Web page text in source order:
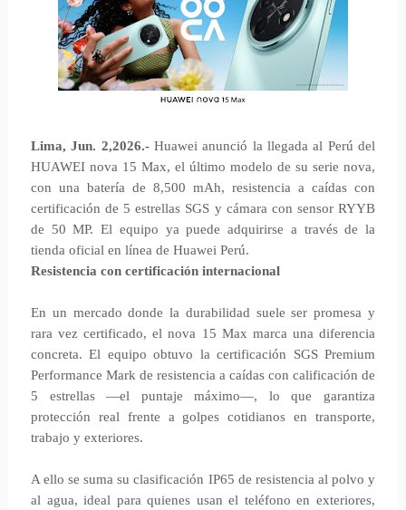
Lima, Jun. 2,2026.-Huawei anunció la llegada al Perú del
HUAWEI nova 15 Max, el último modelo de su serie nova,
con una batería de 8,500 mAh, resistencia a caídas con
certificación de 5 estrellas SGS y cámara con sensor RYYB
de 50 MP. El equipo ya puede adquirirse a través de la
tienda oficial en línea de Huawei Perú.
Resistencia con certificación internacional
En un mercado donde la durabilidad suele ser promesa y
rara vez certificado, el nova 15 Max marca una diferencia
concreta. El equipo obtuvo la certificación SGS Premium
Performance Mark de resistencia a caídas con calificación de
5 estrellas —el puntaje máximo—, lo que garantiza
protección real frente a golpes cotidianos en transporte,
trabajo y exteriores.
A ello se suma su clasificación IP65 de resistencia al polvo y
al agua, ideal para quienes usan el teléfono en exteriores,